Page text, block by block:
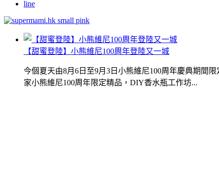
line
【甜蜜登陸】小熊維尼100周年登陸又一城
今個夏天由8月6日至9月3日小熊維尼100周年慶典期間
家小熊維尼100周年限定精品，DIY香水瓶工作坊...